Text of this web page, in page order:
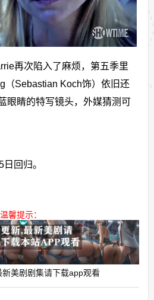
再次陷入了麻烦，第五季里
（Sebastian Koch饰）依旧还
眼睛的特写镜头，外媒猜测可
回归。
温馨提示：
新美剧剧集请下载app观看